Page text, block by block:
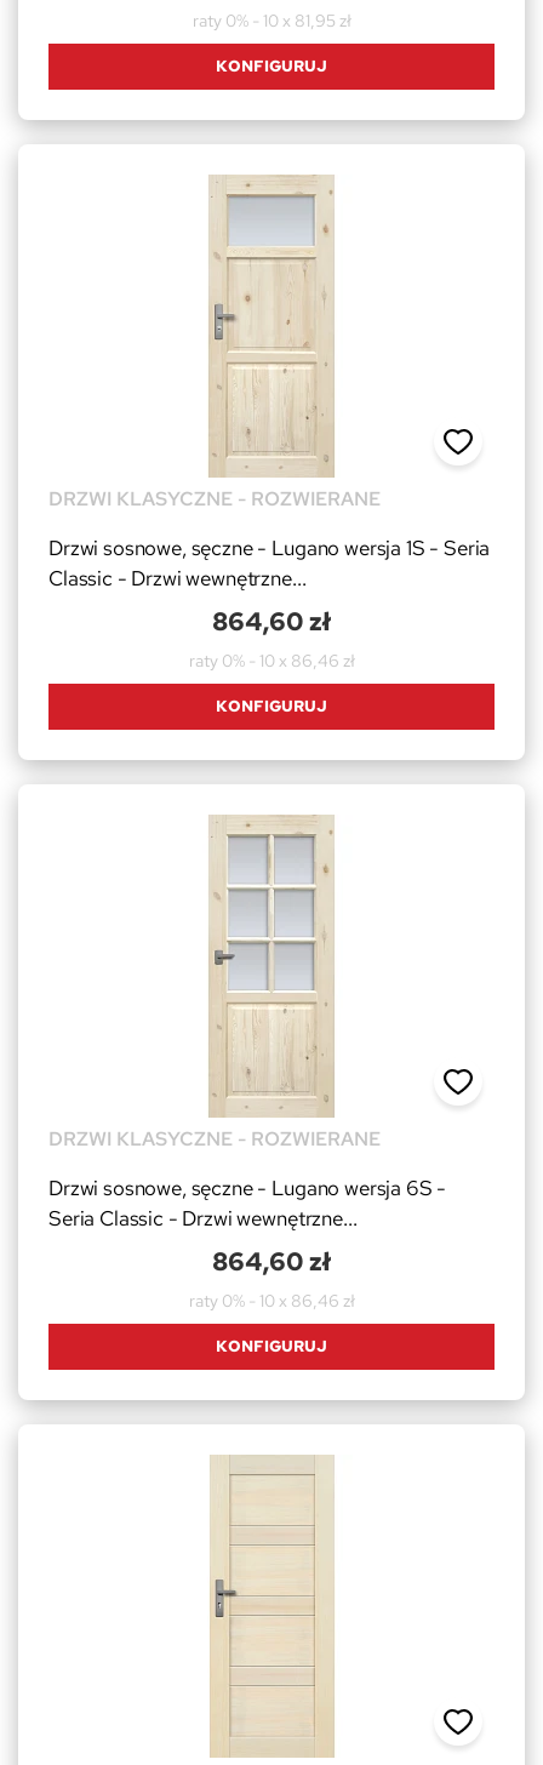
raty 0% - 10 x 81,95 zł
KONFIGURUJ
DRZWI KLASYCZNE - ROZWIERANE
Drzwi sosnowe, sęczne - Lugano wersja 1S - Seria
Classic - Drzwi wewnętrzne...
864,60 zł
raty 0% - 10 x 86,46 zł
KONFIGURUJ
DRZWI KLASYCZNE - ROZWIERANE
Drzwi sosnowe, sęczne - Lugano wersja 6S -
Seria Classic - Drzwi wewnętrzne...
864,60 zł
raty 0% - 10 x 86,46 zł
KONFIGURUJ